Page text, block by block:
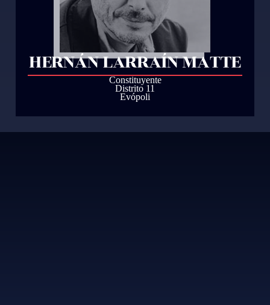
HERNÁN LARRAÍN MATTE
Constituyente
Distrito 11
Evópoli